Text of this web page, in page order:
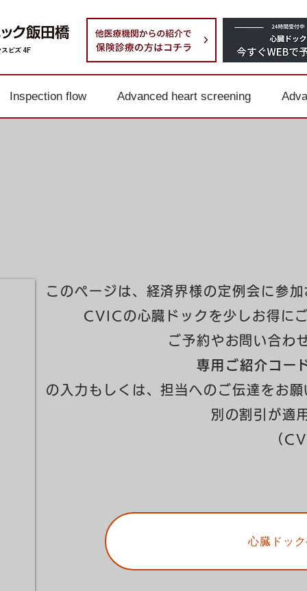
ビズ 4F
Inspection flow Advanced heart screening
このページは、経済界様の定例会に参
CVICの心臓ドックを少しお得に
ご予約やお問い合わ
専用ご紹介コ
の入力もしくは、担当へのご伝達をお
別の割引が適
（
心臓ドッ